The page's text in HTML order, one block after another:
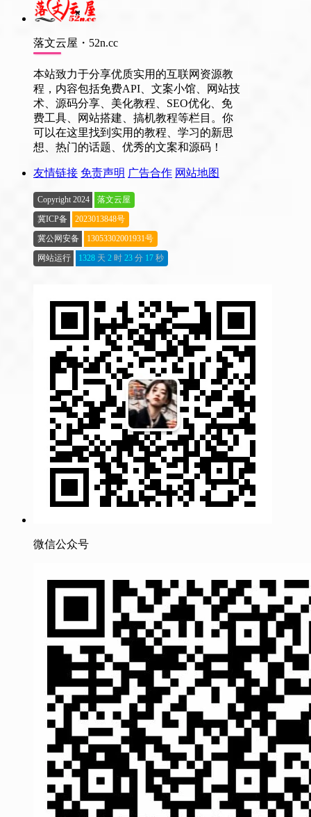
落文云屋・52n.cc
本站致力于分享优质实用的互联网资源教
程，内容包括免费API、文案小馆、网站技
术、源码分享、美化教程、SEO优化、免
费工具、网站搭建、搞机教程等栏目。你
可以在这里找到实用的教程、学习的新思
想、热门的话题、优秀的文案和源码！
友情链接 免责声明 广告合作 网站地图
Copyright 2024
落文云屋
冀ICP备
2023013848号
冀公网安备
13053302001931号
网站运行
1328 天 2 时 23 分 18 秒
微信公众号